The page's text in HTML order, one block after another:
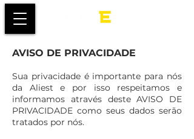
AVISO DE PRIVACIDADE
Sua privacidade é importante para nós
da Aliest e por isso respeitamos e
informamos através deste AVISO DE
PRIVACIDADE como seus dados serão
tratados por nós.